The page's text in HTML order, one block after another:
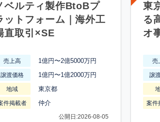
ベルティ製作BtoBプ
ットフォーム｜海外工
直取引×SE
売上高 1億円〜2億5000万円
譲渡価格 1億円〜1億2000万円
地域 東京都
件掲載者 仲介
公開日:2026-08-05
東
る
オ
売
譲
案件